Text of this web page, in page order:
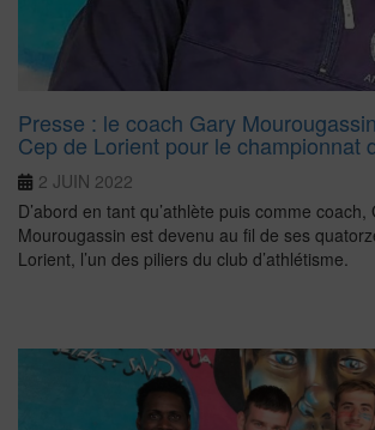
Presse : le coach Gary
Cep de Lorient pour le championnat
2 JUIN 2022
D’abord en tant qu’athlète puis comme coach,
Mourougassin est devenu au fil de ses
Lorient, l’un des piliers du club d’athlétisme.